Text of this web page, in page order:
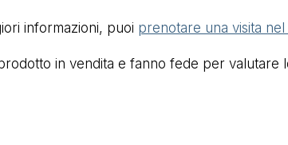
informazioni, puoi prenotare una visita
in vendita e fanno fede per valutare